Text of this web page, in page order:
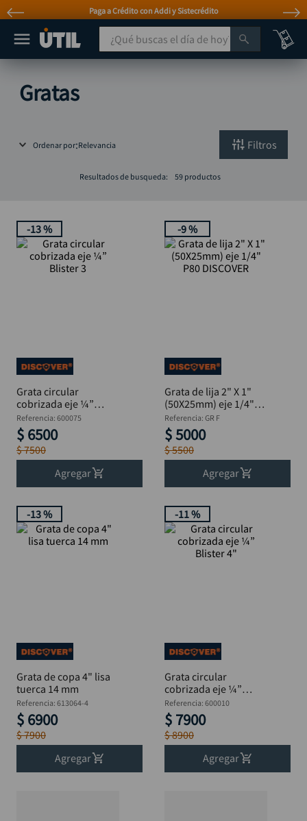
Paga a Crédito con Addi y Sistecrédito
¿Qué buscas el día de hoy?
Gratas
Ordenar por Relevancia Filtros
Resultados de busqueda: 59 productos
-13 %
Grata circular
cobrizada eje ¼”
Blister 3
Referencia: 600075
$ 6500
$7500
Agregar
-9 %
Grata de lija 2" X 1"
(50X25mm) eje 1/4"
P80 DISCOVER
Referencia: GR F
$5000
$5500
Agregar
-13 %
Grata de copa 4" lisa
tuerca 14 mm
Referencia: 613064-4
$ 6900
$7900
Agregar
-11 %
Grata circular
cobrizada eje ¼”
Blister 4"
Referencia: 600010
$ 7900
$8900
Agregar
taladro
compresor
sierra circular
broca
hidrolavadora